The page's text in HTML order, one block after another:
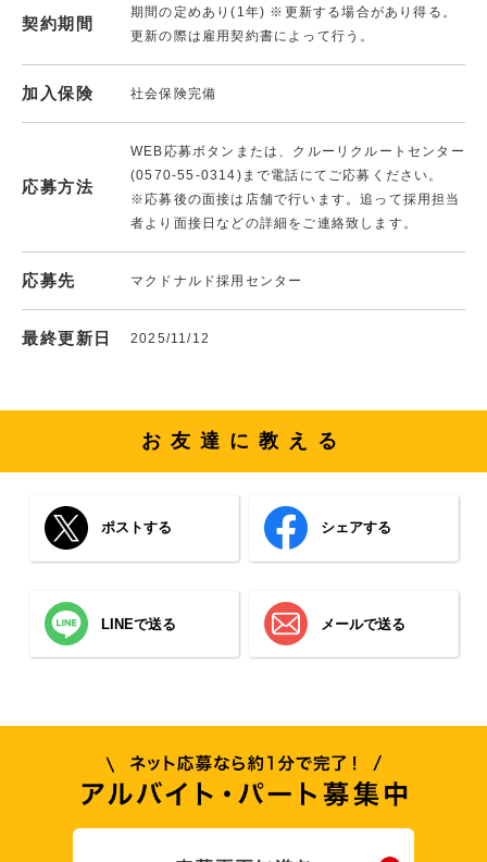
契約期間
期間の定めあり(1年) ※更新する場合があり得る。
更新の際は雇用契約書によって行う。
加入保険 社会保険完備
応募方法
WEB応募ボタンまたは、クルーリクルートセンター
(0570-55-0314)まで電話にてご応募ください。
※応募後の面接は店舗で行います。追って採用担当
者より面接日などの詳細をご連絡致します。
応募先 マクドナルド採用センター
最終更新日 2025/11/12
お友達に教える
ポストする シェアする
LINEで送る メールで送る